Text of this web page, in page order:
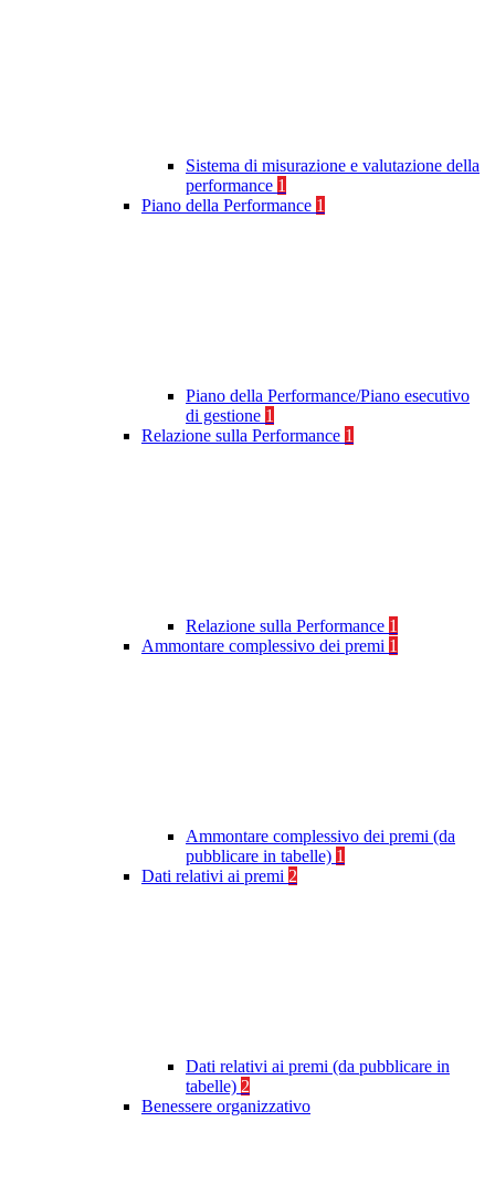
Sistema di misurazione e valutazione della
performance 1
Piano della Performance 1
Piano della Performance/Piano esecutivo
di gestione 1
Relazione sulla Performance 1
Relazione sulla Performance 1
Ammontare complessivo dei premi 1
Ammontare complessivo dei premi (da
pubblicare in tabelle) 1
Dati relativi ai premi 2
Dati relativi ai premi (da pubblicare in
tabelle) 2
Benessere organizzativo